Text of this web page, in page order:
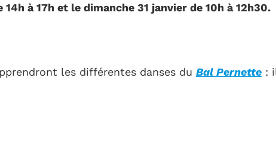
à 17h et le dimanche 31 janvier de 10h à 12h30.
les différentes danses du Bal Pernette :